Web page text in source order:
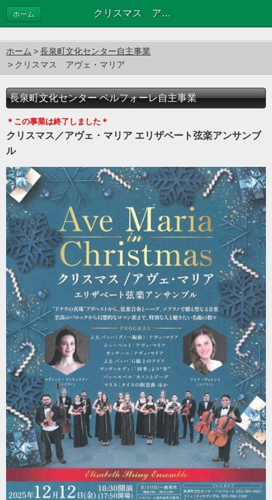
クリスマス アヴェ・マリア
ホーム
ホーム
長泉町文化センター自主事業
クリスマス アヴェ・マリア
長泉町文化センター ベルフォーレ自主事業
＊この事業は終了しました＊
クリスマス／アヴェ・マリア エリザベート弦楽アンサンブ
ル